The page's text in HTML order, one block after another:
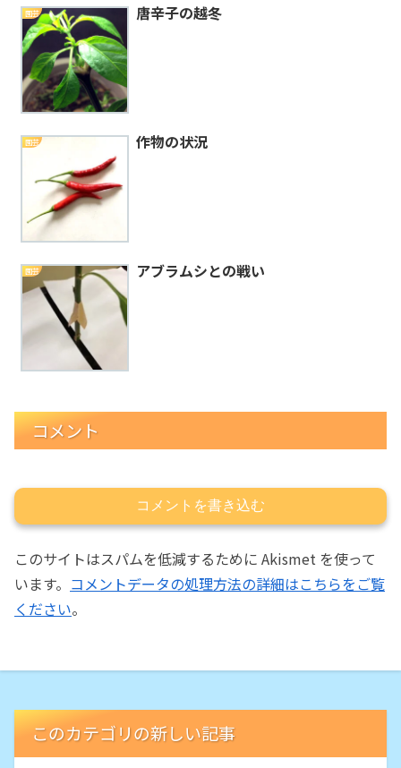
園芸 唐辛子の越冬
園芸 作物の状況
園芸 アブラムシとの戦い
コメント
コメントを書き込む
このサイトはスパムを低減するために Akismet を使って
います。 コメントデータの処理方法の詳細はこちらをご覧
ください。
このカテゴリの新しい記事